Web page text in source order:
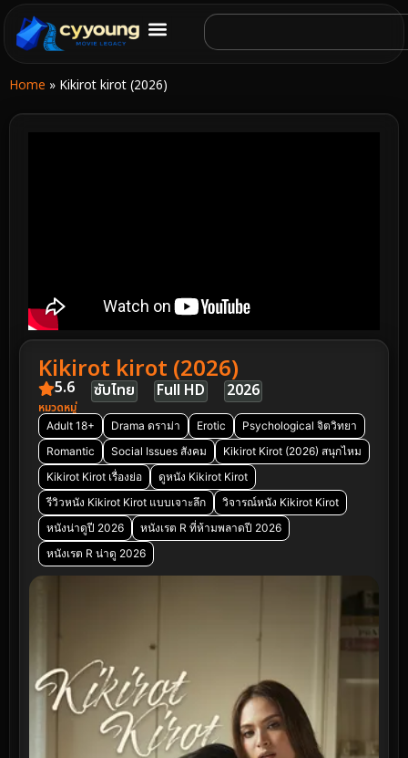
Home » Kikirot kirot (2026)
Kikirot kirot (2026)
5.6 ซับไทย Full HD 2026
หมวดหมู่
Adult 18+ Drama ดราม่า Erotic
Psychological จิตวิทยา
Romantic
Social Issues สังคม
Kikirot Kirot (2026) สนุกไหม
Kikirot Kirot เรื่องย่อ
ดูหนัง Kikirot Kirot
รีวิวหนัง Kikirot Kirot แบบเจาะลึก
วิจารณ์หนัง Kikirot Kirot
หนังน่าดูปี 2026
หนังเรต R ที่ห้ามพลาดปี 2026
หนังเรต R น่าดู 2026